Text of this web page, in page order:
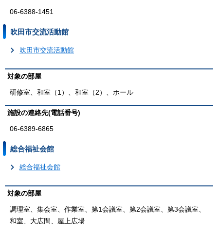
06-6388-1451
吹田市交流活動館
吹田市交流活動館
対象の部屋
研修室、和室（1）、和室（2）、ホール
施設の連絡先(電話番号)
06-6389-6865
総合福祉会館
総合福祉会館
対象の部屋
調理室、集会室、作業室、第1会議室、第2会議室、第3会議室、
和室、大広間、屋上広場